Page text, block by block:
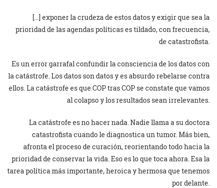
[…] exponer la crudeza de estos datos y exigir que sea la
prioridad de las agendas políticas es tildado, con frecuencia,
de catastrofista.
Es un error garrafal confundir la consciencia de los datos con
la catástrofe. Los datos son datos y es absurdo rebelarse contra
ellos. La catástrofe es que COP tras COP se constate que vamos
al colapso y los resultados sean irrelevantes.
La catástrofe es no hacer nada. Nadie llama a su doctora
catastrofista cuando le diagnostica un tumor. Más bien,
afronta el proceso de curación, reorientando todo hacia la
prioridad de conservar la vida. Eso es lo que toca ahora. Esa la
tarea política más importante, heroica y hermosa que tenemos
por delante.